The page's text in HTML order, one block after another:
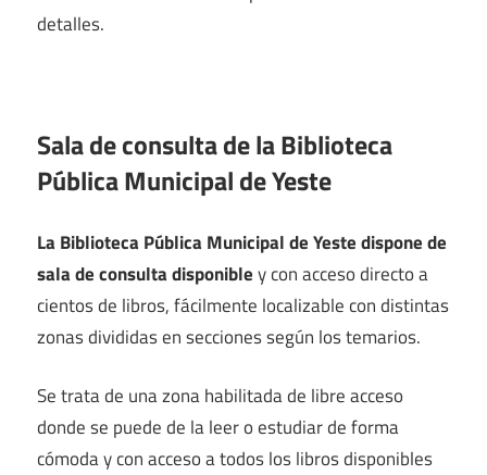
detalles.
Sala de consulta de la Biblioteca
Pública Municipal de Yeste
La Biblioteca Pública Municipal de Yeste dispone de
sala de consulta disponibley con acceso directo a
cientos de libros, fácilmente localizable con distintas
zonas divididas en secciones según los temarios.
Se trata de una zona habilitada de libre acceso
donde se puede de la leer o estudiar de forma
cómoda y con acceso a todos los libros disponibles